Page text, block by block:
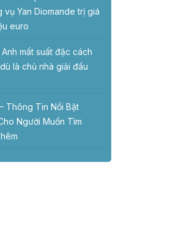
vụ Yan Diomande trị giá
euro
mất suất đặc cách
dù là chủ nhà giải đấu
Thông Tin Nổi Bật
Người Muốn Tìm